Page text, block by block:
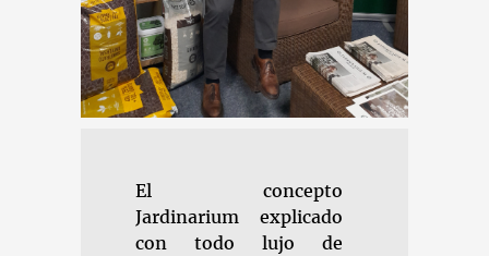
El concepto
Jardinarium explicado
con todo lujo de